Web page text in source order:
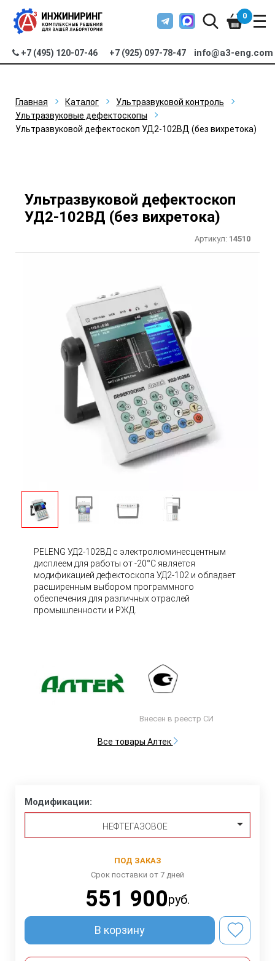
+7 (495) 120-07-46 +7 (925) 097-78-47 info@a3-eng.com
0
Главная Каталог
Ультразвуковой контроль
Ультразвуковые дефектоскопы
Ультразвуковой дефектоскоп УД2-102ВД (без вихретока)
Ультразвуковой дефектоскоп
УД2-102ВД (без вихретока)
Артикул: 14510
PELENG УД2-102ВД с электролюминесцентным
дисплеем для работы от -20°С является
модификацией дефектоскопа УД2-102 и обладает
расширенным выбором программного
обеспечения для различных отраслей
промышленности и РЖД.
Внесен в реестр СИ
Все товары Алтек
Модификации:
НЕФТЕГАЗОВОЕ
ПОД ЗАКАЗ
Срок поставки от 7 дней
551 900руб.
В корзину